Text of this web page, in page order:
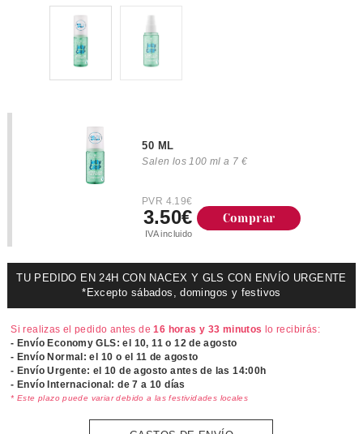
50 ML
Salen los 100 ml a 7 €
PVR 4.19€
3.50€
IVA incluido
Comprar
TU PEDIDO EN 24H CON NACEX Y GLS CON ENVÍO URGENTE
*Excepto sábados, domingos y festivos
Si realizas el pedido antes de16 horas y 33 minutos lo recibirás:
- Envío Economy GLS: el 10, 11 o 12 de agosto
- Envío Normal: el 10 o el 11 de agosto
- Envío Urgente: el10 de agosto antes de las 14:00h
- Envío Internacional: de 7 a 10 días
* Este plazo puede variar debido a las festividades locales